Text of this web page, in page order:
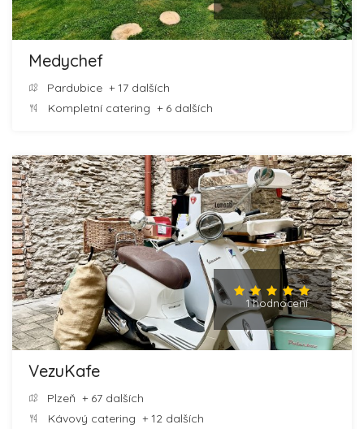
Medychef
Pardubice + 17 dalších
Kompletní catering + 6 dalších
1 hodnocení
VezuKafe
Plzeň + 67 dalších
Kávový catering + 12 dalších